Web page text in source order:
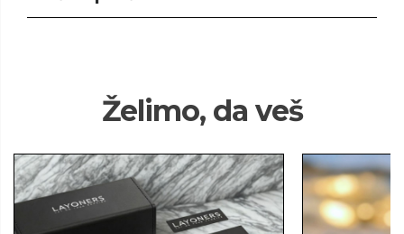
Želimo, da veš